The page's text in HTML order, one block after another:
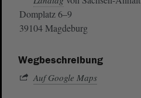
Domplatz 6–9
39104 Magdeburg
Wegbeschreibung
Auf Google Maps